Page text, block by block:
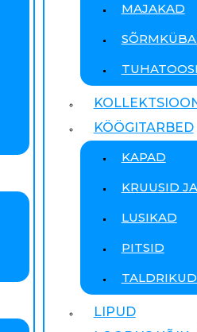
MAJAKAD
KÖÖGITARBED
KAPAD
KRUUSID
LUSIKAD
PITSID
LIPUD